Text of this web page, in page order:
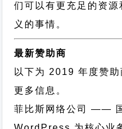
们可以有更充足的资
义的事情。
最新赞助商
以下为 2019 年度赞
更多信息。
菲比斯网络公司
—— 国